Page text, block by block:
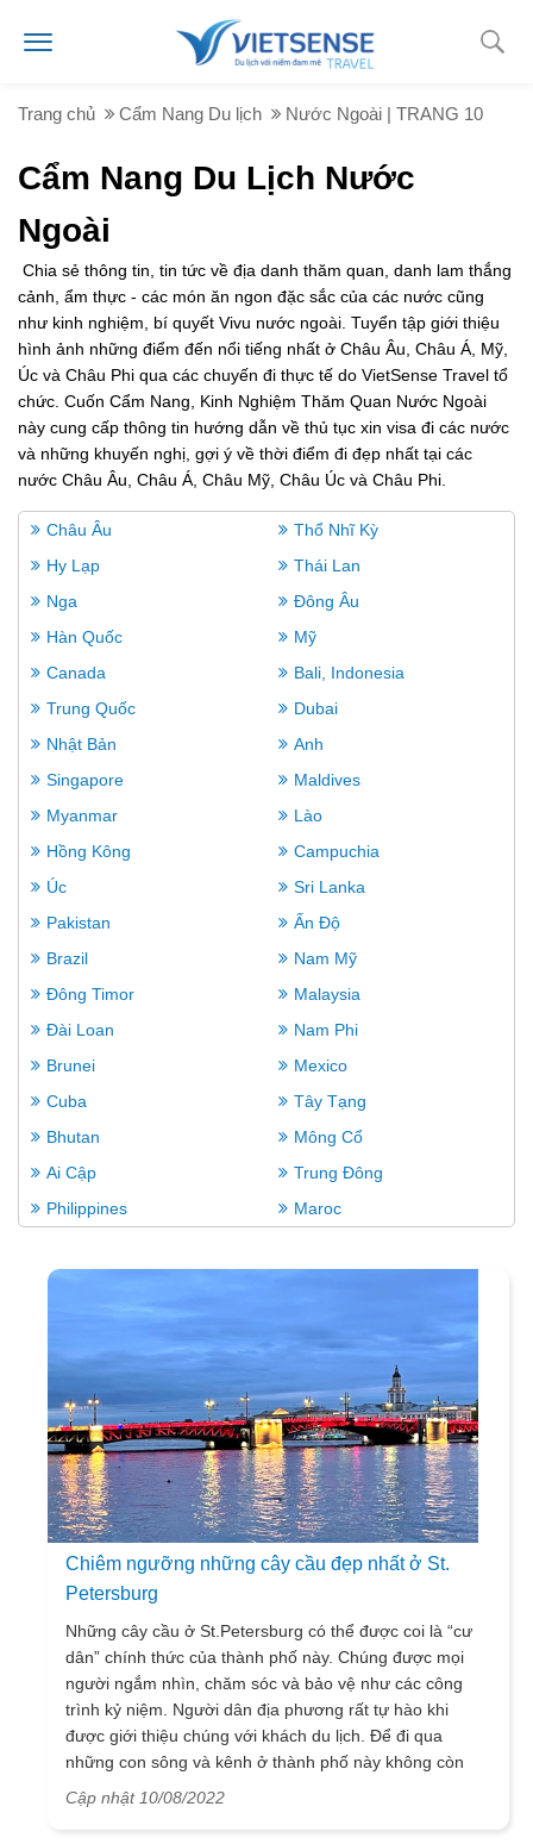
Trang chủ Cẩm Nang Du lịch Nước Ngoài | TRANG 10
Cẩm Nang Du Lịch Nước
Ngoài
Chia sẻ thông tin, tin tức về địa danh thăm quan, danh lam thắng
cảnh, ẩm thực - các món ăn ngon đặc sắc của các nước cũng
như kinh nghiệm, bí quyết Vivu nước ngoài. Tuyển tập giới thiệu
hình ảnh những điểm đến nổi tiếng nhất ở Châu Âu, Châu Á, Mỹ,
Úc và Châu Phi qua các chuyến đi thực tế do VietSense Travel tổ
chức. Cuốn Cẩm Nang, Kinh Nghiệm Thăm Quan Nước Ngoài
này cung cấp thông tin hướng dẫn về thủ tục xin visa đi các nước
và những khuyến nghị, gợi ý về thời điểm đi đẹp nhất tại các
nước Châu Âu, Châu Á, Châu Mỹ, Châu Úc và Châu Phi.
Châu Âu
Thổ Nhĩ Kỳ
Hy Lạp
Thái Lan
Nga
Đông Âu
Hàn Quốc
Mỹ
Canada
Bali, Indonesia
Trung Quốc
Dubai
Nhật Bản
Anh
Singapore
Maldives
Myanmar
Lào
Hồng Kông
Campuchia
Úc
Sri Lanka
Pakistan
Ấn Độ
Brazil
Nam Mỹ
Đông Timor
Malaysia
Đài Loan
Nam Phi
Brunei
Mexico
Cuba
Tây Tạng
Bhutan
Mông Cổ
Ai Cập
Trung Đông
Philippines
Maroc
Chiêm ngưỡng những cây cầu đẹp nhất ở St.
Petersburg
Những cây cầu ở St.Petersburg có thể được coi là “cư
dân” chính thức của thành phố này. Chúng được mọi
người ngắm nhìn, chăm sóc và bảo vệ như các công
trình kỷ niệm. Người dân địa phương rất tự hào khi
được giới thiệu chúng với khách du lịch. Để đi qua
những con sông và kênh ở thành phố này không còn
con đường nào khác - ngoài hơn 400 cây cầu ở St.
Cập nhật 10/08/2022